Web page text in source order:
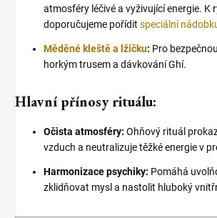
atmosféry léčivé a vyživující energie. K
doporučujeme pořídit speciální
Měděné kleště a lžičku: Pro
horkým trusem a dávkování Ghí.
Hlavní přínosy rituálu:
Očista atmosféry: Ohňový rituál
vzduch a neutralizuje těžké energie v
Harmonizace psychiky: Pomáhá
zklidňovat mysl a nastolit hluboký